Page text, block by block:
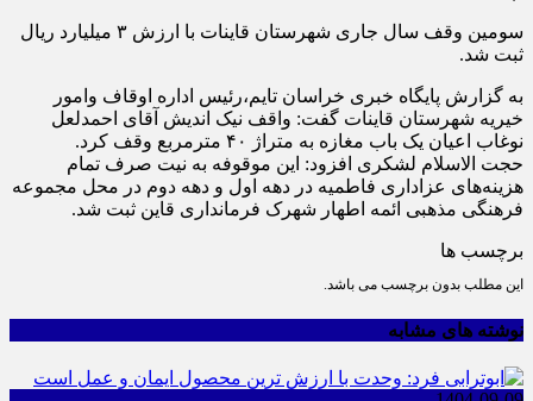
سومین وقف سال جاری شهرستان قاینات با ارزش ۳ میلیارد ریال
ثبت شد.
به گزارش پایگاه خبری خراسان تایم،رئیس اداره اوقاف وامور
خیریه شهرستان قاینات گفت: واقف نیک اندیش آقای احمدلعل
نوغاب اعیان یک باب مغازه به متراژ ۴۰ مترمربع وقف کرد.
حجت الاسلام لشکری افزود: این موقوفه به نیت صرف تمام
هزینه‌های عزاداری فاطمیه در دهه اول و دهه دوم در محل مجموعه
فرهنگی مذهبی ائمه اطهار شهرک فرمانداری قاین ثبت شد.
برچسب ها
این مطلب بدون برچسب می باشد.
نوشته های مشابه